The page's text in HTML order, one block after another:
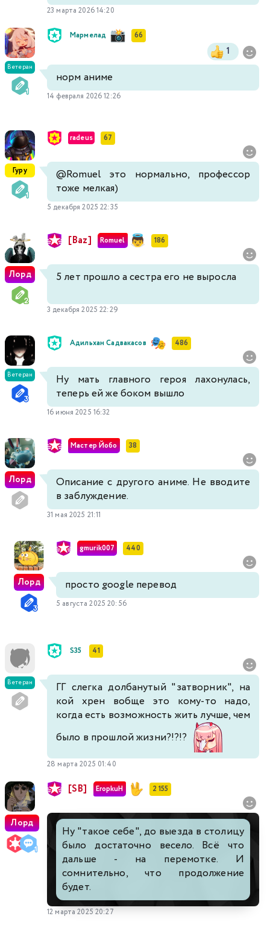
23 марта 2026 14:20
Ветеран
Мармелад 66
1
норм аниме
14 февраля 2026 12:26
Гуру
radeus 67
@Romuelэто нормально, профессор
тоже мелкая)
5 декабря 2025 22:35
Лорд
[Baz] Romuel 186
5 лет прошло а сестра его не выросла
3 декабря 2025 22:29
Ветеран
Адильхан Садвакасов 486
Ну мать главного героя лахонулась,
теперь ей же боком вышло
16 июня 2025 16:32
Лорд
Мастер Йобо 38
Описание с другого аниме. Не вводите
в заблуждение.
31 мая 2025 21:11
Лорд
gmurik007 440
просто google перевод
5 августа 2025 20:56
Ветеран
S35 41
ГГ слегка долбанутый "затворник", на
кой хрен вобще это кому-то надо,
когда есть возможность жить лучше, чем
было в прошлой жизни?!?!?
28 марта 2025 01:40
Лорд
[SB] EropkuH 2 155
Ну "такое себе", до выезда в столицу
было достаточно весело. Всё что
дальше - на перемотке. И
сомнительно, что продолжение
будет.
12 марта 2025 20:27